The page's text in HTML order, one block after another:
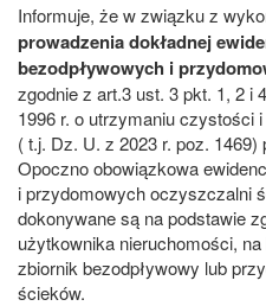
Informuje, że w związku z
prowadzenia dokładnej
bezodpływowych i
zgodnie z art.3 ust. 3 pkt. 1, 2 i
1996 r. o utrzymaniu czystości
( t.j. Dz. U. z 2023 r. poz.
Opoczno obowiązkowa
i przydomowych oczyszczalni
dokonywane są na podstawie
użytkownika nieruchomości,
zbiornik bezodpływowy lub
ścieków.